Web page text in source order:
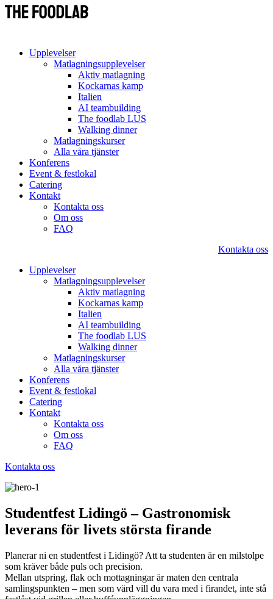
Upplevelser
Matlagningsupplevelser
Aktiv matlagning
Kockarnas kamp
Italien
AI teambuilding
The foodlab LUS
Walking dinner
Matlagningskurser
Alla våra tjänster
Konferens
Event & festlokal
Catering
Kontakt
Kontakta oss
Om oss
FAQ
Kontakta oss
Upplevelser
Matlagningsupplevelser
Aktiv matlagning
Kockarnas kamp
Italien
AI teambuilding
The foodlab LUS
Walking dinner
Matlagningskurser
Alla våra tjänster
Konferens
Event & festlokal
Catering
Kontakt
Kontakta oss
Om oss
FAQ
Kontakta oss
Studentfest Lidingö – Gastronomisk
leverans för livets största firande
Planerar ni en studentfest i Lidingö? Att ta studenten är en milstolpe
som kräver både puls och precision.
Mellan utspring, flak och mottagningar är maten den centrala
samlingspunkten – men som värd vill du vara med i firandet, inte stå